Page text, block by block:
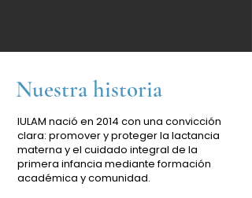
Nuestra historia
IULAM nació en 2014 con una convicción
clara: promover y proteger la lactancia
materna y el cuidado integral de la
primera infancia mediante formación
académica y comunidad.